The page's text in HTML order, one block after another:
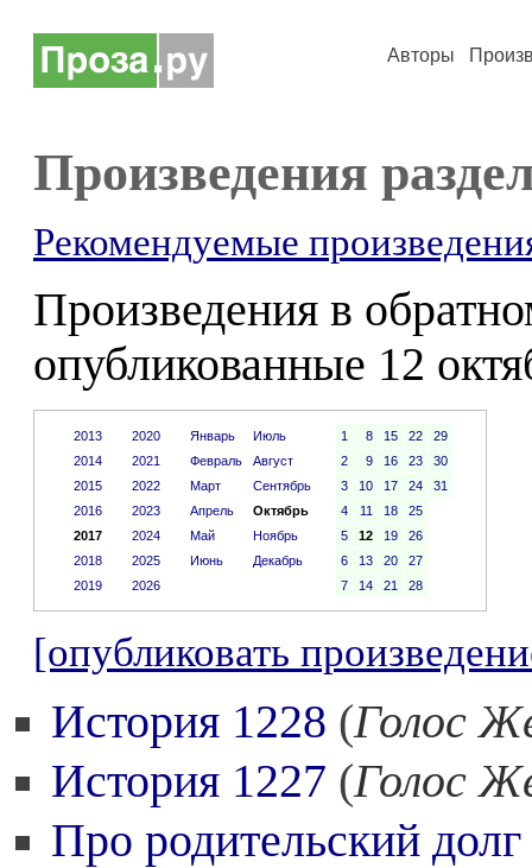
Авторы
Произведения
Рекомендуемые
Произведения в
опубликованные 12
2013
2014
2015
2016
2017
2018
2019
2020
2021
2022
2023
2024
2025
2026
Январь
Июль
Февраль
Август
Март
Сентябрь
Апрель
Октябрь
Май
Ноябрь
Июнь
Декабрь
1 8 15 22
29
2
9 16 23
30
3
10 17 24
31
4
11 18
25
5
12 19
26
6
13 20
27
7
14 21 28
[опубликовать
История 1228 (Голос
История 1227 (Голос
Про родительский долг